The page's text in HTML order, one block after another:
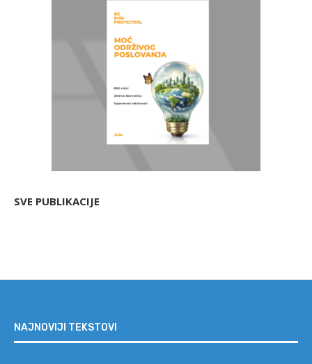
SVE PUBLIKACIJE
NAJNOVIJI TEKSTOVI